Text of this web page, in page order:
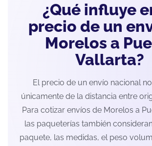
¿Qué influye
precio de un
Morelos a
Vallarta?
El precio de un envío nacional
únicamente de la distancia entre
Para cotizar envíos de Morelos a
las paqueterías también
paquete, las medidas, el peso